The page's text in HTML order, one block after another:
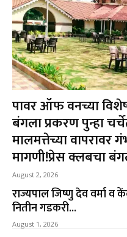
पावर ऑफ वनच्या विशेष
बंगला प्रकरण पुन्हा
मालमत्तेच्या वापरावर
मागणी!प्रेस क्लबचा
August 2, 2026
राज्यपाल जिष्णु देव वर्मा व
नितीन गडकरी...
August 1, 2026